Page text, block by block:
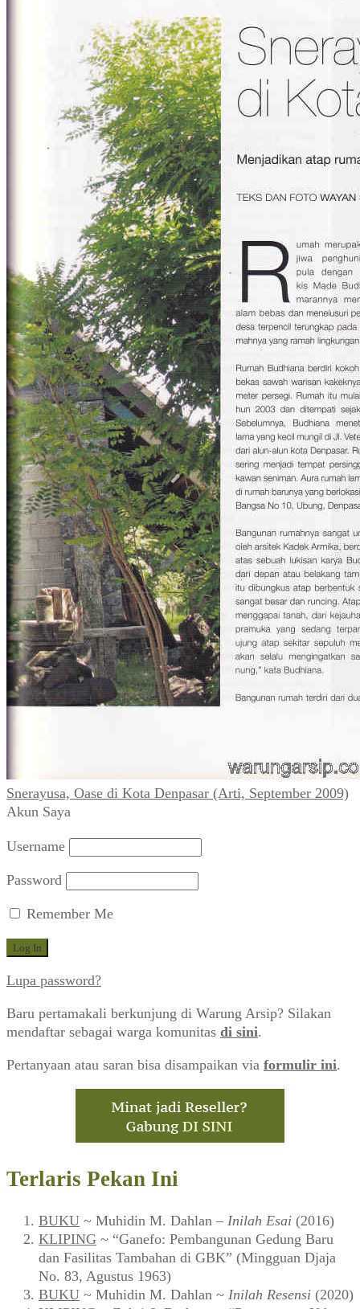
Snerayusa, Oase di Kota Denpasar (Arti, September 2009)
Akun Saya
Username
Password
Remember Me
Lupa password?
Baru pertamakali berkunjung di Warung Arsip? Silakan
mendaftar sebagai warga komunitas di sini.
Pertanyaan atau saran bisa disampaikan via formulir ini.
Terlaris Pekan Ini
BUKU ~ Muhidin M. Dahlan – Inilah Esai (2016)
KLIPING ~ “Ganefo: Pembangunan Gedung Baru
dan Fasilitas Tambahan di GBK” (Mingguan Djaja
No. 83, Agustus 1963)
BUKU ~ Muhidin M. Dahlan ~ Inilah Resensi (2020)